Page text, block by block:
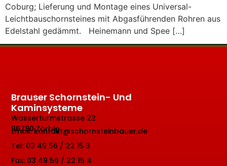
Coburg; Lieferung und Montage eines Universal-
Leichtbauschornsteines mit Abgasführenden Rohren aus
Edelstahl gedämmt. Heinemann und Spee […]
Brauser Schornstein- Und
Kaminsysteme
Wasserturmstrasse 22
06780 Zörbig
Email: kontakt@schornsteinbauer.de
Tel: 03 49 56 / 22 15 3
Fax: 03 49 56 / 22 15 4